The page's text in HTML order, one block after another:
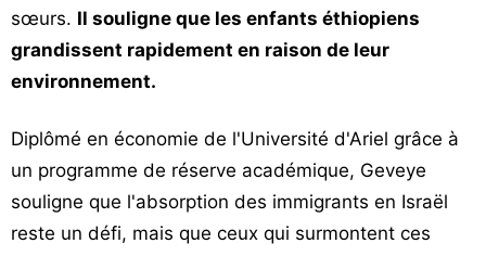
sœurs. Il souligne que les enfants éthiopiens
grandissent rapidement en raison de leur
environnement.
Diplômé en économie de l'Université d'Ariel grâce à
un programme de réserve académique, Geveye
souligne que l'absorption des immigrants en Israël
reste un défi, mais que ceux qui surmontent ces